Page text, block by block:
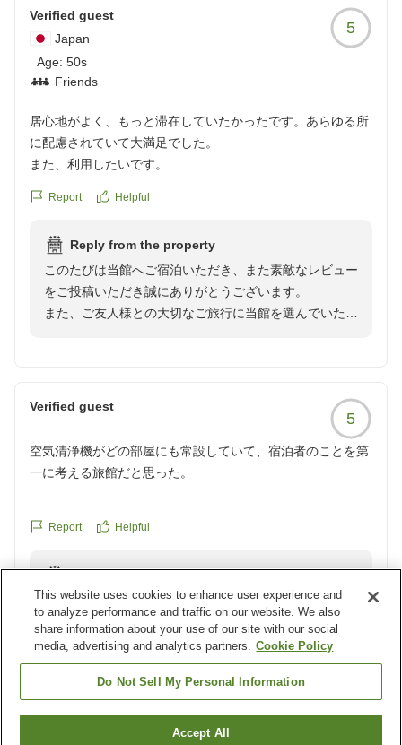
し上げます。
ご旅行のプラン作りに際し、私どものメールでのやり取
りがお役に立てたとのこと、大変嬉しく存じます。
したら何よりでございます。
また京都へお越しの際には、ぜひお立ち寄りくださいま
改めまして、この度は誠にありがとうございました。
申し上げております。
【京小宿 室町 ゆとね】
Verified guest
Japan
Age: 50s
Friends
5
居心地がよく、もっと滞在していたかったです。あらゆる所
に配慮されていて大満足でした。
また、利用したいです。
Report Helpful
Reply from the property
このたびは当館へご宿泊いただき、また素敵なレビュー
をご投稿いただき誠にありがとうございます。
また、ご友人様との大切なご旅行に当館を選んでいただ
当館は昔ながらの町家を改装した小さな宿ではございま
すが、お客様に快適にお過ごしいただけますよう工夫を
凝らしております。
そのためこのようなお褒めのお言葉を頂戴し、スタッフ
さい。
ます。【京小宿 室町 ゆとね】
Verified guest
5
空気清浄機がどの部屋にも常設していて、宿泊者のことを第
一に考える旅館だと思った。
でも、アメニティやお菓子、ドリンクの充実
Report Helpful
Reply from the property
京小宿室町ゆとねでございます。
この度は当館にご宿泊頂き、誠にありがとうございまし
た。
京都に数ある旅館の中から室町ゆとねをお選び頂けまし
た事、一同大変光栄に存じます。
お帰りの後にもこうして素敵なご感想を賜りました事、
Load more results
This website uses cookies to enhance user experience and
to analyze performance and traffic on our website. We also
share information about your use of our site with our social
media, advertising and analytics partners. Cookie Policy
Do Not Sell My Personal Information
Accept All